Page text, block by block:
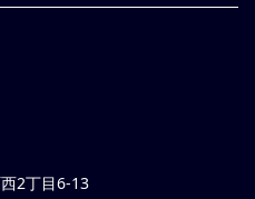
2丁目6-13